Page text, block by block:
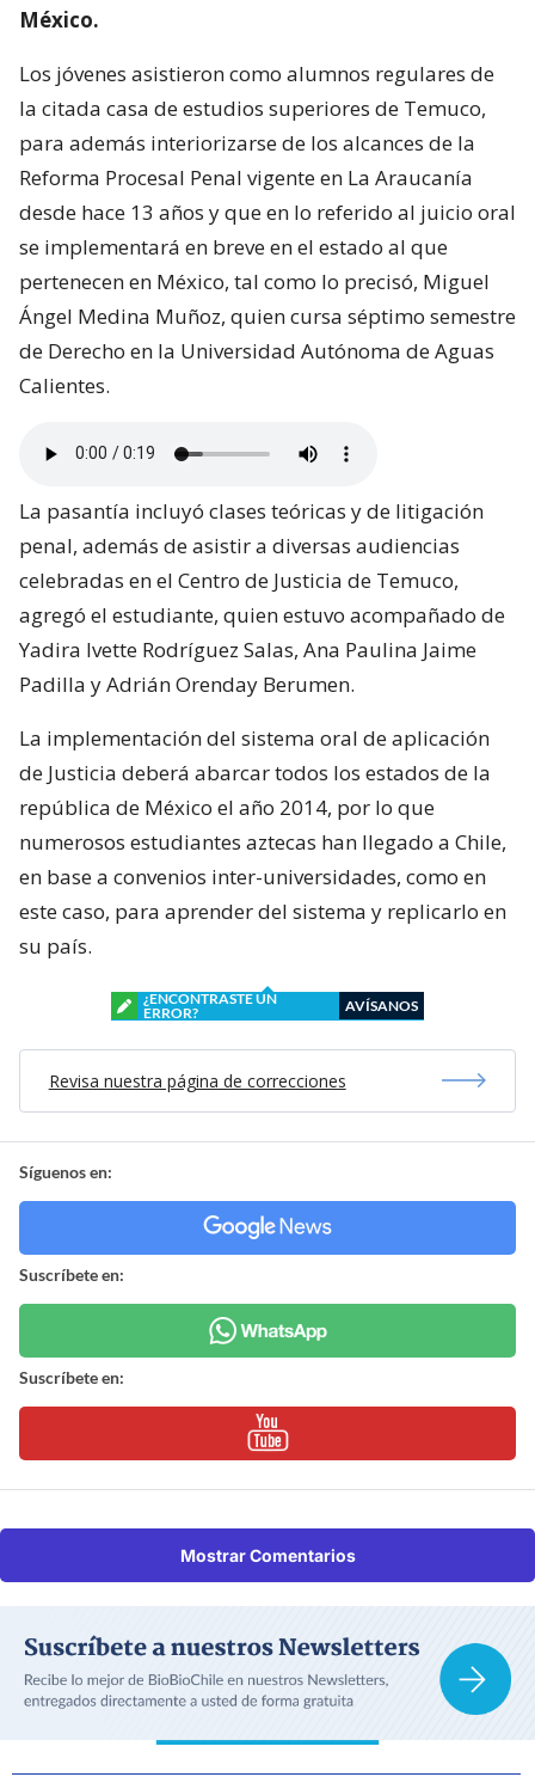
México.
Los jóvenes asistieron como alumnos regulares de
la citada casa de estudios superiores de Temuco,
para además interiorizarse de los alcances de la
Reforma Procesal Penal vigente en La Araucanía
desde hace 13 años y que en lo referido al juicio oral
se implementará en breve en el estado al que
pertenecen en México, tal como lo precisó, Miguel
Ángel Medina Muñoz, quien cursa séptimo semestre
de Derecho en la Universidad Autónoma de Aguas
Calientes.
La pasantía incluyó clases teóricas y de litigación
penal, además de asistir a diversas audiencias
celebradas en el Centro de Justicia de Temuco,
agregó el estudiante, quien estuvo acompañado de
Yadira Ivette Rodríguez Salas, Ana Paulina Jaime
Padilla y Adrián Orenday Berumen.
La implementación del sistema oral de aplicación
de Justicia deberá abarcar todos los estados de la
república de México el año 2014, por lo que
numerosos estudiantes aztecas han llegado a Chile,
en base a convenios inter-universidades, como en
este caso, para aprender del sistema y replicarlo en
su país.
¿ENCONTRASTE UN
ERROR?
AVÍSANOS
Revisa nuestra página de correcciones
Síguenos en:
Suscríbete en:
Suscríbete en:
Mostrar Comentarios